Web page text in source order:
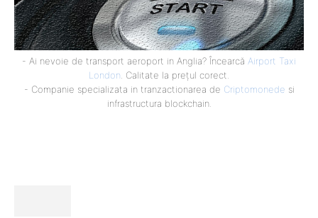
- Ai nevoie de transport aeroport in Anglia? Încearcă Airport Taxi
London. Calitate la prețul corect.
- Companie specializata in tranzactionarea de Criptomonede si
infrastructura blockchain.